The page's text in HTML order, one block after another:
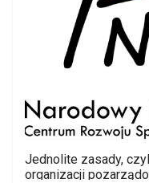
Jednolite zasady,
organizacji